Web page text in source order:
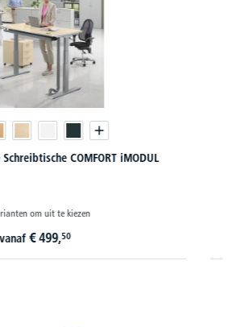
met hoogwaardige aluminiumrand
54 varianten om uit te kiezen
vanaf€